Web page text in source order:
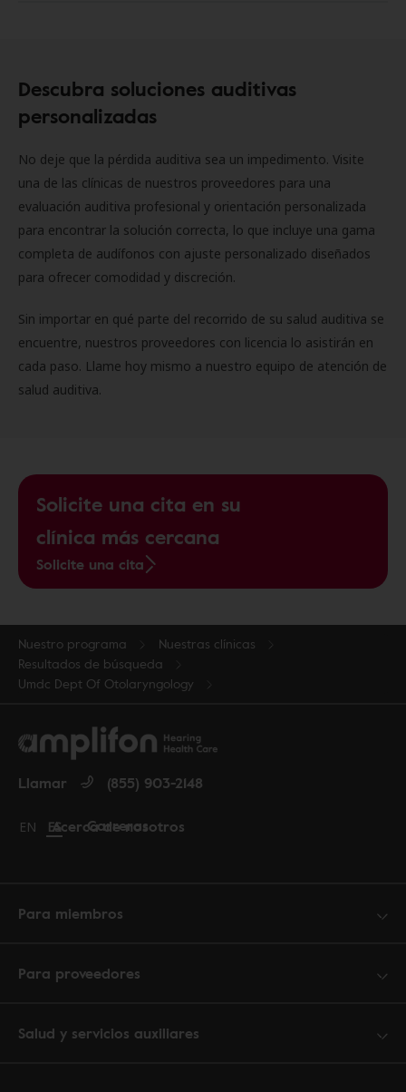
Descubra soluciones auditivas
personalizadas
No deje que la pérdida auditiva sea un impedimento. Visite
una de las clínicas de nuestros proveedores para una
evaluación auditiva profesional y orientación personalizada
para encontrar la solución correcta, lo que incluye una gama
completa de audífonos con ajuste personalizado diseñados
para ofrecer comodidad y discreción.
Sin importar en qué parte del recorrido de su salud auditiva se
encuentre, nuestros proveedores con licencia lo asistirán en
cada paso. Llame hoy mismo a nuestro equipo de atención de
salud auditiva.
Solicite una cita en su
clínica más cercana
Solicite una cita
Nuestro programa
Nuestras clínicas
Resultados de búsqueda
Umdc Dept Of Otolaryngology
Acerca de nosotros
Carreras
Llamar (855) 903-2148
Change language to English
EN Cambiar idioma a español
ES
Para miembros
Para proveedores
Salud y servicios auxiliares